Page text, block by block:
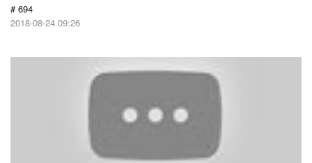
# 694
2018-08-24 09:26